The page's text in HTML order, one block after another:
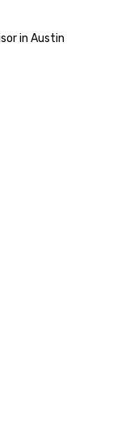
in Austin